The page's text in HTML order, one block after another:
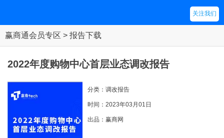
关注我们
赢商通会员专区 > 报告下载
2022年度购物中心首层业态调改报告
分类：调改报告
时间：2023年03月01日
出品：赢商网